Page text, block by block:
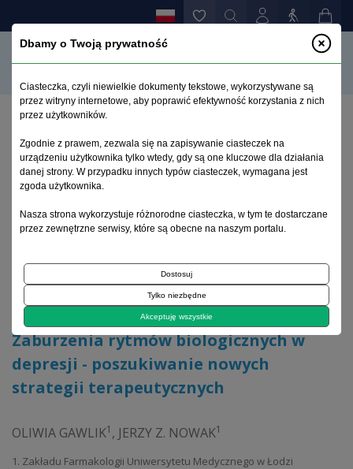
Zaburzenia rytmów biologicznych w depresji -
poszukiwanie nowych strategii terapeutycznych
Archiwum 1992–2014
2006, tom 15, zeszyt 3
Artykuł poglądowy
Zaburzenia rytmów biologicznych w
depresji - poszukiwanie nowych
strategii terapeutycznych
OLIWIA GAWLIK1 , JERZY Z. NOWAK1
1. Zakładu Farmakologii Uniwersytetu Medycznego w Łodzi
Dbamy o Twoją prywatność
Ciasteczka, czyli niewielkie dokumenty tekstowe, wykorzystywane są
przez witryny internetowe, aby poprawić efektywność korzystania z nich
przez użytkowników.
Zgodnie z prawem, zezwala się na zapisywanie ciasteczek na
urządzeniu użytkownika tylko wtedy, gdy są one kluczowe dla działania
danej strony. W przypadku innych typów ciasteczek, wymagana jest
zgoda użytkownika.
Nasza strona wykorzystuje różnorodne ciasteczka, w tym te dostarczane
przez zewnętrzne serwisy, które są obecne na naszym portalu.
Dostosuj
Tylko niezbędne
Akceptuję wszystkie